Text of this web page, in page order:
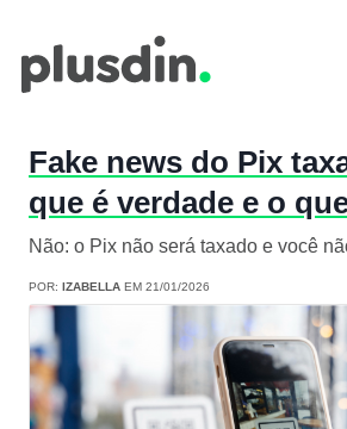
Fake news do Pix
que é verdade e o
Não: o Pix não será taxado e você
POR: IZABELLA EM 21/01/2026